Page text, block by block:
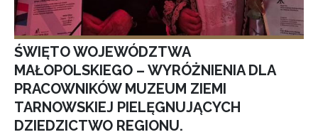
ŚWIĘTO WOJEWÓDZTWA
MAŁOPOLSKIEGO – WYRÓŻNIENIA DLA
PRACOWNIKÓW MUZEUM ZIEMI
TARNOWSKIEJ PIELĘGNUJĄCYCH
DZIEDZICTWO REGIONU.